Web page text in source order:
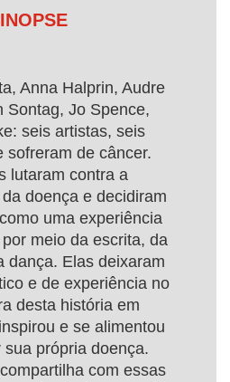
Anna Halprin, Audre
Sontag, Jo Spence,
seis artistas, seis
sofreram de câncer.
lutaram contra a
doença e decidiram
uma experiência
meio da escrita, da
dança. Elas deixaram
e de experiência no
desta história em
e se alimentou
própria doença.
com essas